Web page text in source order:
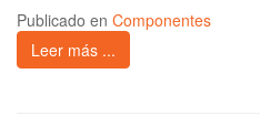
Publicado en Componentes
Leer más ...